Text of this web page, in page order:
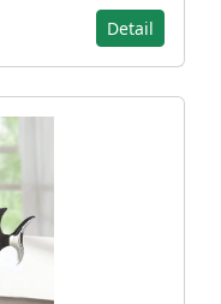
Detail